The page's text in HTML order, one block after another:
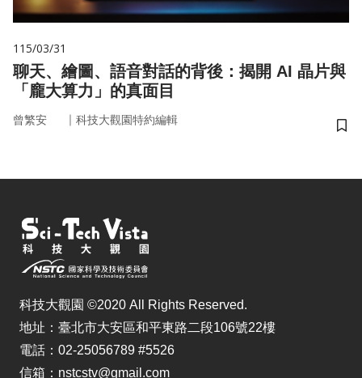
115/03/31
聊天、繪圖、語音對話的背後：揭開 AI 晶片與
「龐大算力」的真面目
曾繁安 ｜ 科技大觀園特約編輯
儲
科技大觀園 ©2020 All Rights Reserved.
地址：臺北市大安區和平東路二段106號22樓
電話：02-25056789 #5526
信箱：nstcstv@gmail.com